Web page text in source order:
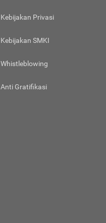
Kebijakan Privasi
Kebijakan SMKI
Whistleblowing
Anti Gratifikasi